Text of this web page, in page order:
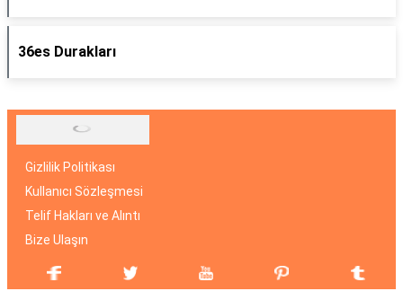
36es Durakları
Gizlilik Politikası
Kullanıcı Sözleşmesi
Telif Hakları ve Alıntı
Bize Ulaşın